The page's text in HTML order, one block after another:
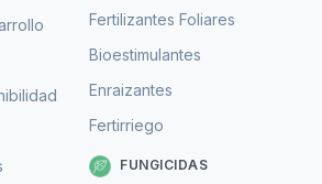
Fertilizantes Foliares
Bioestimulantes
Enraizantes
Fertirriego
FUNGICIDAS